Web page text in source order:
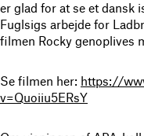
er glad for at se et
Fuglsigs arbejde for
filmen Rocky genoplives
Se filmen her: https://
v=Quoiiu5ERsY